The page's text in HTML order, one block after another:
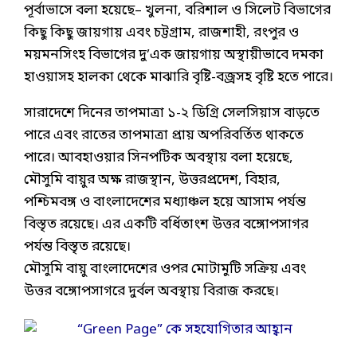
পূর্বাভাসে বলা হয়েছে– খুলনা, বরিশাল ও সিলেট বিভাগের
কিছু কিছু জায়গায় এবং চট্টগ্রাম, রাজশাহী, রংপুর ও
ময়মনসিংহ বিভাগের দু’এক জায়গায় অস্থায়ীভাবে দমকা
হাওয়াসহ হালকা থেকে মাঝারি বৃষ্টি-বজ্রসহ বৃষ্টি হতে পারে।
সারাদেশে দিনের তাপমাত্রা ১-২ ডিগ্রি সেলসিয়াস বাড়তে
পারে এবং রাতের তাপমাত্রা প্রায় অপরিবর্তিত থাকতে
পারে। আবহাওয়ার সিনপটিক অবস্থায় বলা হয়েছে,
মৌসুমি বায়ুর অক্ষ রাজস্থান, উত্তরপ্রদেশ, বিহার,
পশ্চিমবঙ্গ ও বাংলাদেশের মধ্যাঞ্চল হয়ে আসাম পর্যন্ত
বিস্তৃত রয়েছে। এর একটি বর্ধিতাংশ উত্তর বঙ্গোপসাগর
পর্যন্ত বিস্তৃত রয়েছে।
মৌসুমি বায়ু বাংলাদেশের ওপর মোটামুটি সক্রিয় এবং
উত্তর বঙ্গোপসাগরে দুর্বল অবস্থায় বিরাজ করছে।